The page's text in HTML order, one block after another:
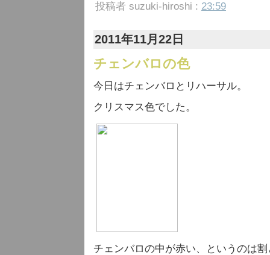
投稿者 suzuki-hiroshi : 23:59
2011年11月22日
チェンバロの色
今日はチェンバロとリハーサル。
クリスマス色でした。
チェンバロの中が赤い、というのは